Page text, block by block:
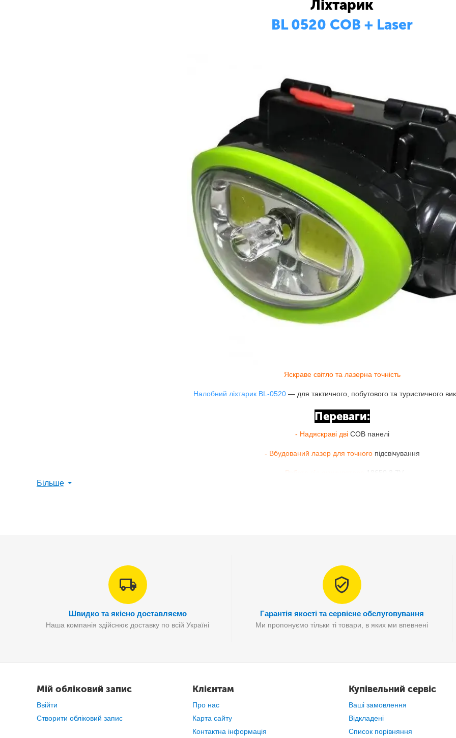
Ліхтарик
BL 0520 COB + Laser
Яскраве світло та лазерна точність
Налобний ліхтарик BL-0520— для тактичного, побутового та туристичного
Переваги:
- Надяскраві двіCOB панелі
- Вбудований лазер для точногопідсвічування
- Робота від акумулятора
Більше
Швидко та якісно доставляємо
Наша компанія здійснює доставку по всій Україні
Гарантія якості та сервісне обслуговування
Ми пропонуємо тільки ті товари, в яких ми впевнені
Мій обліковий запис
Ввійти
Створити обліковий запис
Клієнтам
Про нас
Карта сайту
Контактна інформація
Купівельний сервіс
Ваші замовлення
Відкладені
Список порівняння